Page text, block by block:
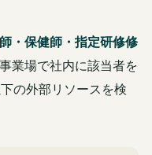
・保健師・指定研修修
業場で社内に該当者を
の外部リソースを検